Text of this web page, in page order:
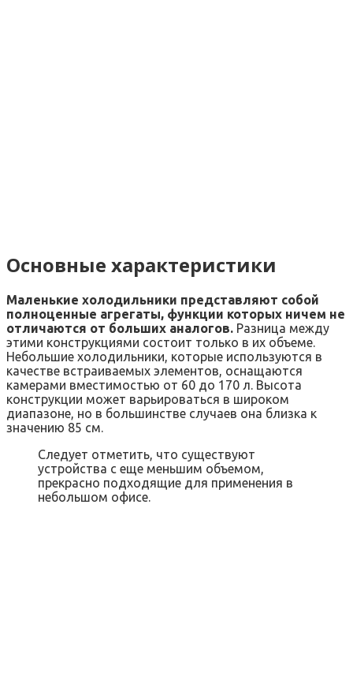
Основные характеристики
Маленькие холодильники представляют собой
полноценные агрегаты, функции которых ничем не
отличаются от больших аналогов. Разница между
этими конструкциями состоит только в их объеме.
Небольшие холодильники, которые используются в
качестве встраиваемых элементов, оснащаются
камерами вместимостью от 60 до 170 л. Высота
конструкции может варьироваться в широком
диапазоне, но в большинстве случаев она близка к
значению 85 см.
Следует отметить, что существуют
устройства с еще меньшим объемом,
прекрасно подходящие для применения в
небольшом офисе.